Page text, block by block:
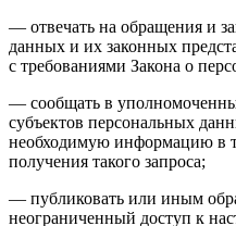
— отвечать на обращения и
данных и их законных
с требованиями Закона о
— сообщать в
субъектов персональных
необходимую информацию в
получения такого запроса;
— публиковать или иным
неограниченный доступ к